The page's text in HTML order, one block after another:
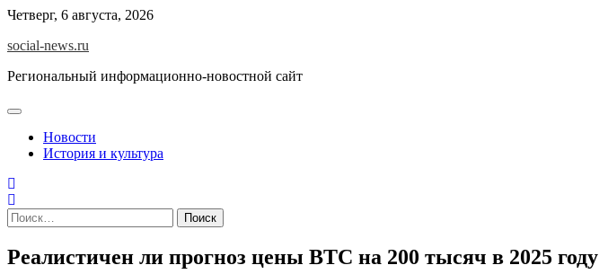
Skip
content
Четверг, 6 августа, 2026
social-news.ru
Региональный информационно-новостной сайт
Новости
История и культура
Найти:
Реалистичен ли прогноз цены BTC на 200 тысяч в 2025 году